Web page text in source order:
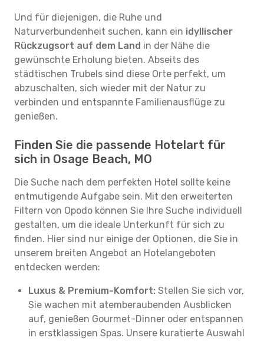
Und für diejenigen, die Ruhe und
Naturverbundenheit suchen, kann ein idyllischer
Rückzugsort auf dem Land in der Nähe die
gewünschte Erholung bieten. Abseits des
städtischen Trubels sind diese Orte perfekt, um
abzuschalten, sich wieder mit der Natur zu
verbinden und entspannte Familienausflüge zu
genießen.
Finden Sie die passende Hotelart für
sich in Osage Beach, MO
Die Suche nach dem perfekten Hotel sollte keine
entmutigende Aufgabe sein. Mit den erweiterten
Filtern von Opodo können Sie Ihre Suche individuell
gestalten, um die ideale Unterkunft für sich zu
finden. Hier sind nur einige der Optionen, die Sie in
unserem breiten Angebot an Hotelangeboten
entdecken werden:
Luxus & Premium-Komfort: Stellen Sie sich vor,
Sie wachen mit atemberaubenden Ausblicken
auf, genießen Gourmet-Dinner oder entspannen
in erstklassigen Spas. Unsere kuratierte Auswahl